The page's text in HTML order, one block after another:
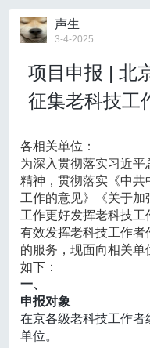
《指南》认为，当
间接”或反之的结论。但
较稳定地改善灌注，可
度低、手术时间短且围
因此，《指南》认
情况以及本中心显微吻
式。对缺血负荷重、短
虑直接或联合搭桥。
儿童烟雾病患者的
术挑战较大；而间接血
血管，长期卒中预防效
儿可优先选择间接手术
《哪吒2》中，“冰
不仅引得观众们眼前
讨论。事实上，在艺术
之间的平衡、将现实
效果最大化，其关键就
林育智相信，为了
事，才能让作品成立、
话，其实都是基于当
通过设立科学教育等
研究生等，提高人才培
对科普人员的激励措
中国科协从2023年开
学研究系列科普专业
评审取得科普职称，
科普职称，畅通科普人
科普不是某个部门的“
这些年，我们一直在
格局，也取得了积极成
角仍是科协、科研机
与单位很多，但有的
态化机制，有的甚至是
新修订的科普法着重强
为契机，加强对科普
由“软任务”变成“硬约
企业投入占比不足4%。
在加快实现高水平
元化投入机制，为基
水”。
令人欣慰的是，近
养和前沿科技发展。从
奖，到致力前沿科技
从腾讯发起成立支持青
资启动聚焦原始创新
石研究员项目；再到阿
奖励在信息技术、芯片
突破的青年科学家……
础研究，体现了勇攀科
地方、企业、社会组织
有关部门和各类社会
家挺进“无人区”添薪加
更大贡献。
声生
3-4-2025
项目申报 | 北
征集老科技工
各相关单位：
为深入贯彻落实习近
精神，贯彻落实《中共
工作的意见》《关于
工作更好发挥老科技工
有效发挥老科技工作
的服务，现面向相关
如下：
一、
申报对象
在京各级老科技工作
单位。